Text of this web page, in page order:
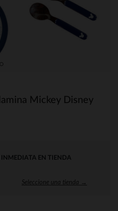
Mickey Disney
EN TIENDA
Seleccione una tienda →